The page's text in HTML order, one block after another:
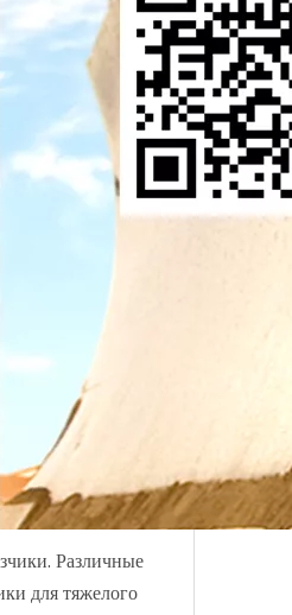
Различные
для тяжелого